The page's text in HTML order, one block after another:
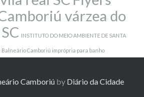
várzea do
INSTITUTO DO MEIO AMBIENTE DE SANTA
Camboriú imprópria para banho
Camboriú by Diário da Cidade